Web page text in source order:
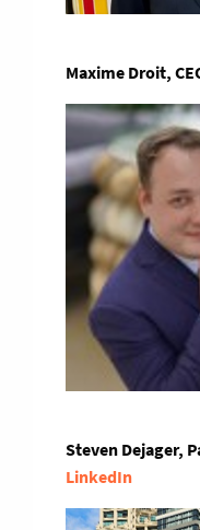
Maxime Droit,
Steven Dejager,
LinkedIn